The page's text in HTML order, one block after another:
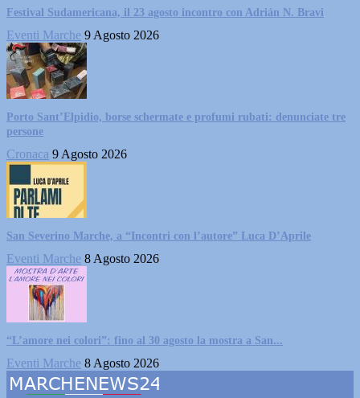
Festival Sudamericana, il 23 agosto incontro con Adrián N. Bravi
Eventi Marche 9 Agosto 2026
Porto Sant’Elpidio, borse schermate e profumi rubati: denunciate tre
persone
Cronaca 9 Agosto 2026
San Severino Marche, a “Incontri con l’autore” Luca D’Aprile
Eventi Marche 8 Agosto 2026
“L’amore nei colori”: fino al 30 agosto la mostra a San...
Eventi Marche 8 Agosto 2026